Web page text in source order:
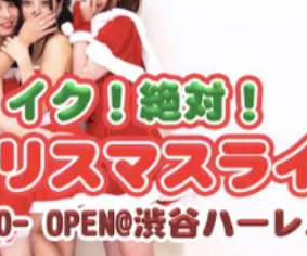
ゲーム・サービス開発
書籍・雑誌出版
チャレンジ